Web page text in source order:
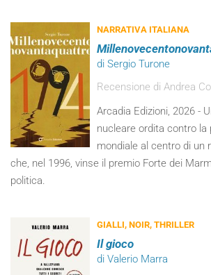
NARRATIVA ITALIANA
di Sergio Turone
Recensione di Andrea
Arcadia Edizioni, 2026 -
nucleare ordita contro la
mondiale al centro di un
che, nel 1996, vinse il premio Forte dei
politica.
GIALLI, NOIR, THRILLER
Il gioco
di Valerio Marra